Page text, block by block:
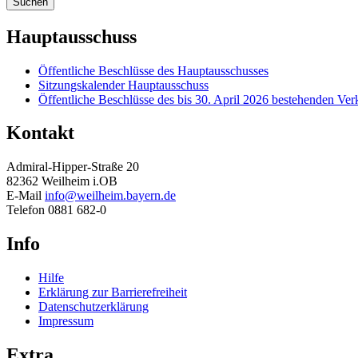
Hauptausschuss
Öffentliche Beschlüsse des Hauptausschusses
Sitzungskalender Hauptausschuss
Öffentliche Beschlüsse des bis 30. April 2026 bestehenden
Kontakt
Admiral-Hipper-Straße 20
82362 Weilheim i.OB
E-Mail info@weilheim.bayern.de
Telefon 0881 682-0
Info
Hilfe
Erklärung zur Barrierefreiheit
Datenschutzerklärung
Impressum